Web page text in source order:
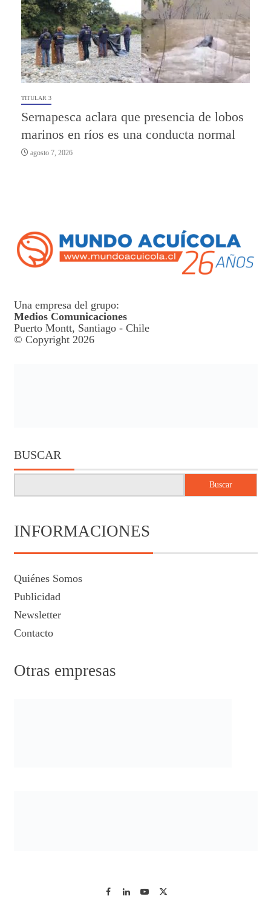
TITULAR 3
Sernapesca aclara que presencia de lobos
marinos en ríos es una conducta normal
agosto 7, 2026
Una empresa del grupo:
Medios Comunicaciones
Puerto Montt, Santiago - Chile
© Copyright 2026
BUSCAR
Buscar
INFORMACIONES
Quiénes Somos
Publicidad
Newsletter
Contacto
Otras empresas